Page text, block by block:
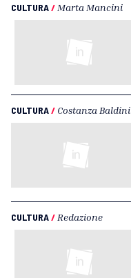
CULTURA/ Marta Mancini
CULTURA/ Costanza Baldini
CULTURA/ Redazione